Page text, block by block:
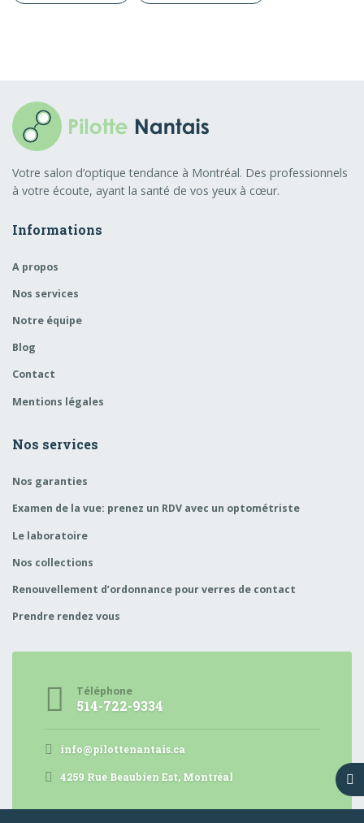
Votre salon d’optique tendance à Montréal. Des professionnels
à votre écoute, ayant la santé de vos yeux à cœur.
Informations
A propos
Nos services
Notre équipe
Blog
Contact
Mentions légales
Nos services
Nos garanties
Examen de la vue: prenez un RDV avec un optométriste
Le laboratoire
Nos collections
Renouvellement d’ordonnance pour verres de contact
Prendre rendez vous
Téléphone
514-722-9334
info@pilottenantais.ca
4259 Rue Beaubien Est, Montréal